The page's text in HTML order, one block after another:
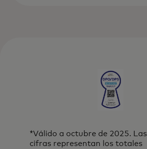
*Válido a octubre de 2025. Las
cifras representan los totales